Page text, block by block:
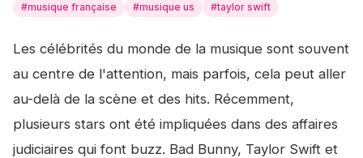
#musique française #musique us #taylor swift
Les célébrités du monde de la musique sont souvent
au centre de l'attention, mais parfois, cela peut aller
au-delà de la scène et des hits. Récemment,
plusieurs stars ont été impliquées dans des affaires
judiciaires qui font buzz. Bad Bunny, Taylor Swift et